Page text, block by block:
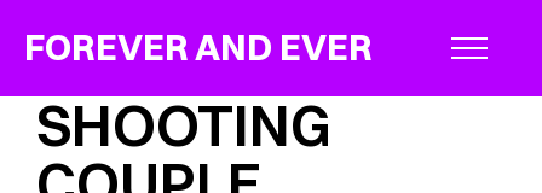
FOREVER AND EVER
SHOOTING